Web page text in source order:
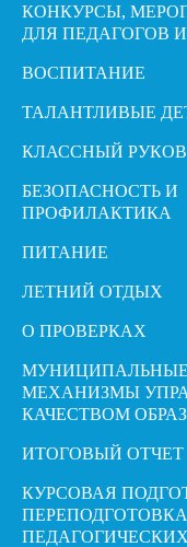
КОНКУРСЫ,
ДЛЯ ПЕДАГОГОВ
ВОСПИТАНИЕ
ТАЛАНТЛИВЫЕ
КЛАССНЫЙ
БЕЗОПАСНОСТЬ И
ПРОФИЛАКТИКА
ПИТАНИЕ
ЛЕТНИЙ ОТДЫХ
О ПРОВЕРКАХ
МУНИЦИПАЛЬНЫЕ
МЕХАНИЗМЫ
КАЧЕСТВОМ
ИТОГОВЫЙ ОТЧЕТ
КУРСОВАЯ
ПЕРЕПОДГОТОВКА
ПЕДАГОГИЧЕСКИХ